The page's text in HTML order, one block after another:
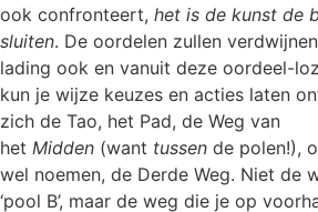
ook confronteert, het is de kunst de
sluiten. De oordelen zullen
lading ook en vanuit deze oordeel-
kun je wijze keuzes en acties laten
zich de Tao, het Pad, de Weg van
het Midden (want tussen de polen!),
wel noemen, de Derde Weg. Niet de
‘pool B’, maar de weg die je op